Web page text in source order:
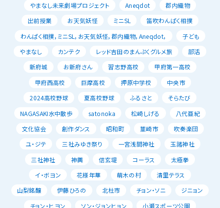
やまなし未来劇場プロジェクト
Aneqdot
郡内織物
出前授業
お天気妖怪 ミニSL
笛吹わんぱく相撲
わんぱく相撲，ミニSL，お天気妖怪，郡内織物，Aneqdot，
子ども
やまなし
カンテク レッド吉田のまんぷくグルメ旅
部活
新府城
お新府さん 習志野高校
甲府第一高校
甲府西高校
巨摩高校 押原中学校
中央市
2024高校野球
夏高校野球 ふるさと
そらたび
NAGASAKI水中散歩
satonoka 松崎しげる
八代亜紀
文化協会
創作ダンス 昭和町 韮崎市
吹奏楽団
ユ・ジテ
三社みゆき祭り 一宮浅間神社
玉諸神社
三社神社
神輿 信玄堤 コーラス
太極拳
イ・ボヨン
花様年華 萌木の村
清里テラス
山梨銘醸
伊藤ひろの 北杜市 チョン・ソニ
ジニョン
チョン・ヒヨン
ソン・ジョンヒョン 小瀬スポーツ公園